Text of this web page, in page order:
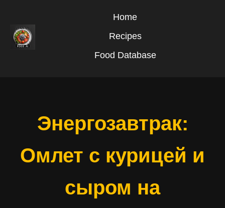
Home
Recipes
Food Database
Энергозавтрак:
Омлет с курицей и
сыром на